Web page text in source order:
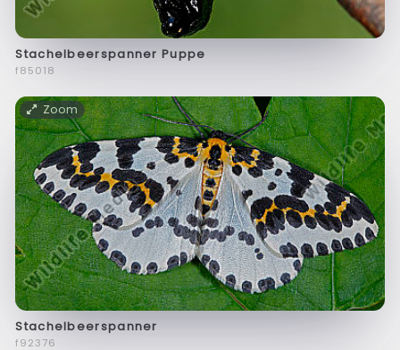
Stachelbeerspanner Puppe
f85018
Zoom
Stachelbeerspanner
f92376